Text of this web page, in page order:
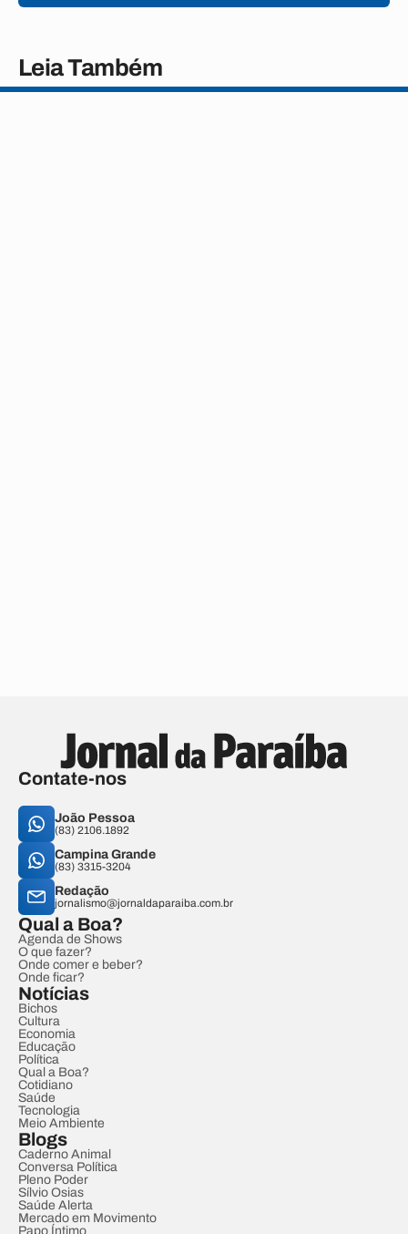
Leia Também
Contate-nos
João Pessoa
(83) 2106.1892
Campina Grande
(83) 3315-3204
Redação
jornalismo@jornaldaparaiba.com.br
Qual a Boa?
Agenda de Shows
O que fazer?
Onde comer e beber?
Onde ficar?
Notícias
Bichos
Cultura
Economia
Educação
Política
Qual a Boa?
Cotidiano
Saúde
Tecnologia
Meio Ambiente
Blogs
Caderno Animal
Conversa Política
Pleno Poder
Sílvio Osias
Saúde Alerta
Mercado em Movimento
Papo Íntimo